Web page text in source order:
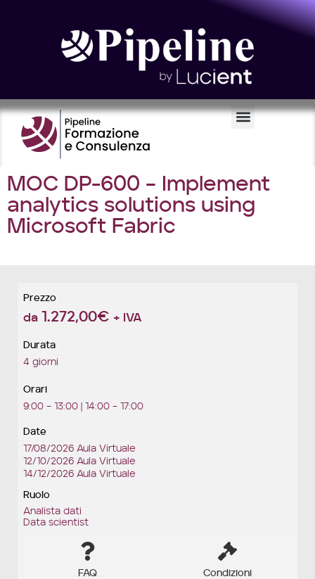
MOC DP-600 – Implement
analytics solutions using
Microsoft Fabric
Prezzo
da 1.272,00€ + IVA
Durata
4 giorni
Orari
9:00 – 13:00 | 14:00 – 17:00
Date
17/08/2026 Aula Virtuale
12/10/2026 Aula Virtuale
14/12/2026 Aula Virtuale
Ruolo
Analista dati
Data scientist
FAQ Condizioni